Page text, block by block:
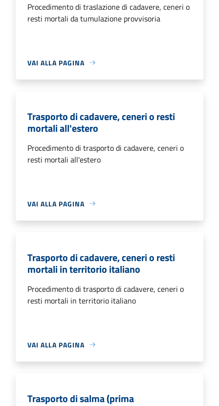
Procedimento di traslazione di cadavere, ceneri o
resti mortali da tumulazione provvisoria
VAI ALLA PAGINA
Trasporto di cadavere, ceneri o resti
mortali all'estero
Procedimento di trasporto di cadavere, ceneri o
resti mortali all'estero
VAI ALLA PAGINA
Trasporto di cadavere, ceneri o resti
mortali in territorio italiano
Procedimento di trasporto di cadavere, ceneri o
resti mortali in territorio italiano
VAI ALLA PAGINA
Trasporto di salma (prima